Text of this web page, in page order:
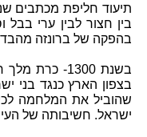
תיעוד חליפת מכתבים
בין חצור לבין ערי
בהפקה של ברונזה
בשנת 1300-
בצפון הארץ כנגד בני
שהוביל את המלחמה
ישראל. חשיבותה של